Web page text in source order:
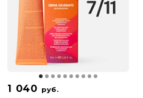
1 040 руб.